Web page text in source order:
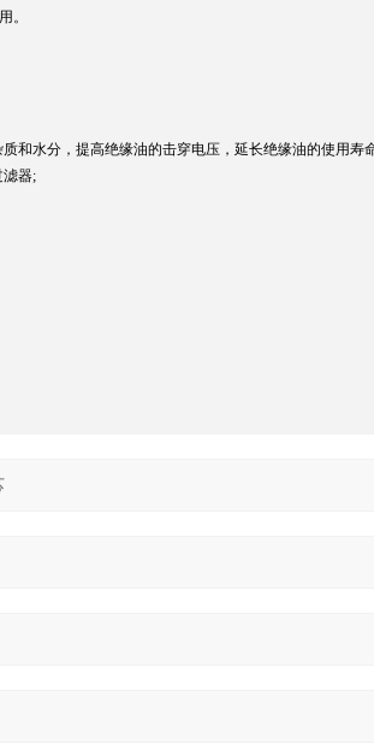
。
和水分，提高绝缘油的击穿电压，延长绝缘油的使用寿
滤器;